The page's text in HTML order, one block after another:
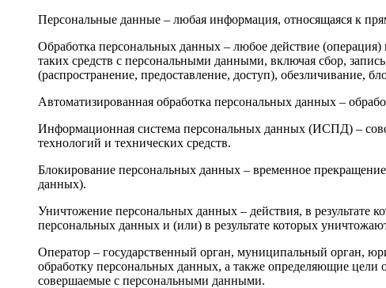
Персональные данные – любая информация, относящаяся к
Обработка персональных данных – любое действие
таких средств с персональными данными, включая сбор,
(распространение, предоставление, доступ), обезличивание,
Автоматизированная обработка персональных данных –
Информационная система персональных данных (ИСПД) –
технологий и технических средств.
Блокирование персональных данных – временное
данных).
Уничтожение персональных данных – действия, в результате
персональных данных и (или) в результате которых
Оператор – государственный орган, муниципальный орган,
обработку персональных данных, а также определяющие
совершаемые с персональными данными.